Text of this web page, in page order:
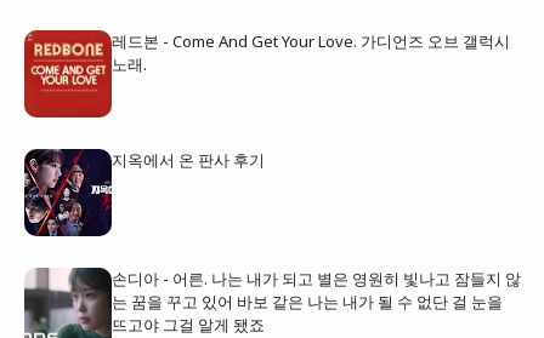
레드본 - Come And Get Your Love. 가디언즈 오브 갤럭시
노래.
지옥에서 온 판사 후기
손디아 - 어른. 나는 내가 되고 별은 영원히 빛나고 잠들지 않
는 꿈을 꾸고 있어 바보 같은 나는 내가 될 수 없단 걸 눈을
뜨고야 그걸 알게 됐죠